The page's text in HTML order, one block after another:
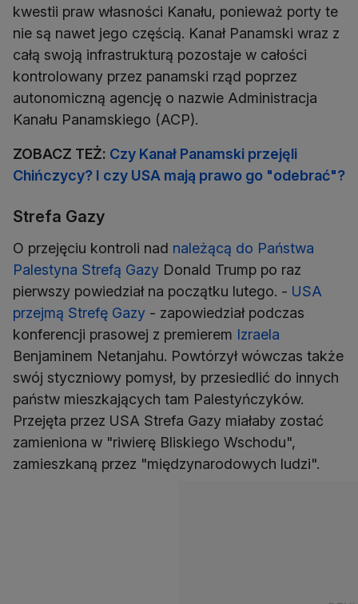
kwestii praw własności Kanału, ponieważ porty te
nie są nawet jego częścią. Kanał Panamski wraz z
całą swoją infrastrukturą pozostaje w całości
kontrolowany przez panamski rząd poprzez
autonomiczną agencję o nazwie Administracja
Kanału Panamskiego (ACP).
ZOBACZ TEŻ: Czy Kanał Panamski przejęli
Chińczycy? I czy USA mają prawo go "odebrać"?
Strefa Gazy
O przejęciu kontroli nad należącą do Państwa
Palestyna Strefą Gazy Donald Trump po raz
pierwszy powiedział na początku lutego. - USA
przejmą Strefę Gazy - zapowiedział podczas
konferencji prasowej z premierem Izraela
Benjaminem Netanjahu. Powtórzył wówczas także
swój styczniowy pomysł, by przesiedlić do innych
państw mieszkających tam Palestyńczyków.
Przejęta przez USA Strefa Gazy miałaby zostać
zamieniona w "riwierę Bliskiego Wschodu",
zamieszkaną przez "międzynarodowych ludzi".